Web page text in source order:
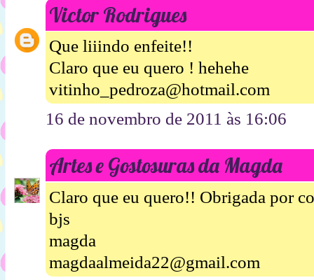
Victor Rodrigues
Que liiindo enfeite!!
Claro que eu quero ! hehehe
vitinho_pedroza@hotmail.com
16 de novembro de 2011 às 16:06
Artes e Gostosuras da Magda
Claro que eu quero!! Obrigada por
bjs
magda
magdaalmeida22@gmail.com